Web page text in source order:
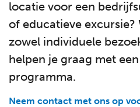
locatie voor een
of educatieve
zowel individuele
helpen je graag met
programma.
Neem contact met ons op